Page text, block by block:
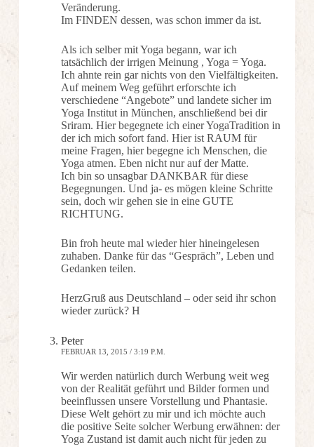
Veränderung.
Im FINDEN dessen, was schon immer da ist.
Als ich selber mit Yoga begann, war ich
tatsächlich der irrigen Meinung , Yoga = Yoga.
Ich ahnte rein gar nichts von den Vielfältigkeiten.
Auf meinem Weg geführt erforschte ich
verschiedene “Angebote” und landete sicher im
Yoga Institut in München, anschließend bei dir
Sriram. Hier begegnete ich einer YogaTradition in
der ich mich sofort fand. Hier ist RAUM für
meine Fragen, hier begegne ich Menschen, die
Yoga atmen. Eben nicht nur auf der Matte.
Ich bin so unsagbar DANKBAR für diese
Begegnungen. Und ja- es mögen kleine Schritte
sein, doch wir gehen sie in eine GUTE
RICHTUNG.
Bin froh heute mal wieder hier hineingelesen
zuhaben. Danke für das “Gespräch”, Leben und
Gedanken teilen.
HerzGruß aus Deutschland – oder seid ihr schon
wieder zurück? H
Peter
FEBRUAR 13, 2015 / 3:19 P.M.
Wir werden natürlich durch Werbung weit weg
von der Realität geführt und Bilder formen und
beeinflussen unsere Vorstellung und Phantasie.
Diese Welt gehört zu mir und ich möchte auch
die positive Seite solcher Werbung erwähnen: der
Yoga Zustand ist damit auch nicht für jeden zu